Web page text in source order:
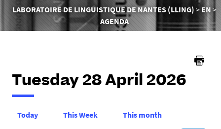
Vous
êtes
ici :
LABORATOIRE DE LINGUISTIQUE DE NANTES (LLING)
EN
AGENDA
Tuesday 28 April 2026
Today This Week This month